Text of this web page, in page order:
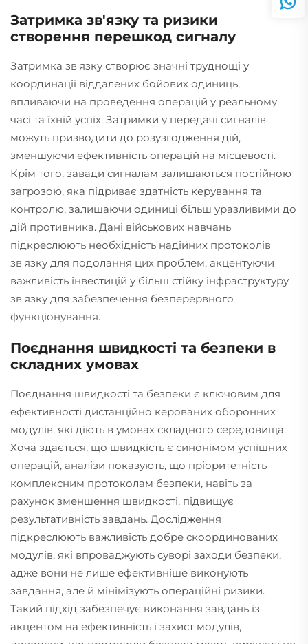
Затримка зв'язку та ризики
створення перешкод сигналу
Затримка зв'язку створює значні труднощі у
координації віддалених бойових одиниць,
впливаючи на проведення операцій у реальному
часі та їхній успіх. Затримки у передачі сигналів
можуть призводити до розузгодження дій,
зменшуючи ефективність операцій на місцевості.
Крім того, завади сигналам залишаються постійною
загрозою, яка підриває здатність керування та
контролю, залишаючи одиниці більш уразливими до
дій противника. Дані військових навчань
підкреслюють необхідність надійних протоколів
зв'язку для подолання цих проблем, акцентуючи
важливість інвестицій у більш стійку інфраструктуру
зв'язку для забезпечення безперервного
функціонування.
Поєднання швидкості та безпеки в
складних умовах
Поєднання швидкості та безпеки є ключовим для
ефективності дистанційно керованих оборонних
модулів, які діють в умовах складного середовища.
Хоча здається, що швидкість є синонімом успішних
операцій, аналізи показують, що пріоритетність
комплексним протоколам безпеки, навіть за
рахунок зменшення швидкості, підвищує
результативність завдань. Дослідження
підкреслюють важливість добре скоординованих
модулів, які впроваджують суворі заходи безпеки,
адже вони не лише ефективніше виконують
завдання, але й мінімізують операційні ризики.
Такий підхід забезпечує виконання завдань із
акцентом на ефективність і захист модулів,